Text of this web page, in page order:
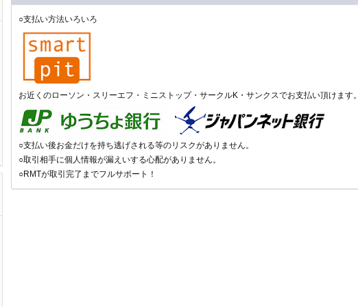
○支払い方法いろいろ
お近くのローソン・スリーエフ・ミニストップ・サークルK・サンクスでお支払い頂けます
○支払い後お金だけを持ち逃げされる等のリスクがありません。
○取引相手に個人情報が漏えいする心配がありません。
○RMTが取引完了までフルサポート！